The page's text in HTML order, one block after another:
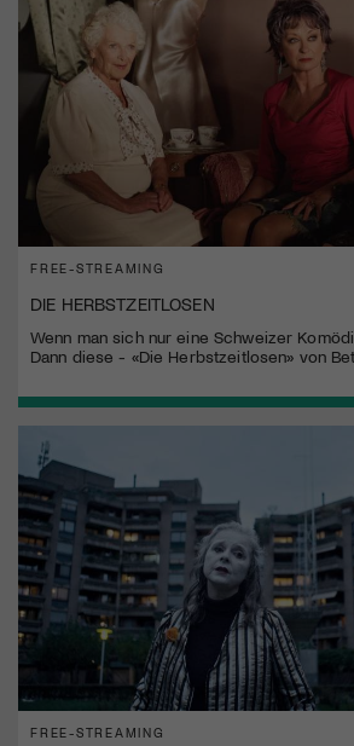
FREE-STREAMING
DIE HERBSTZEITLOSEN
Wenn man sich nur eine Schweizer
Dann diese - «Die Herbstzeitlosen» von
FREE-STREAMING